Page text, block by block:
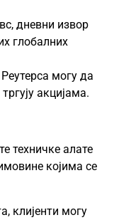
дневни извор
глобалних
могу да
акцијама.
техничке алате
којима се
клијенти могу